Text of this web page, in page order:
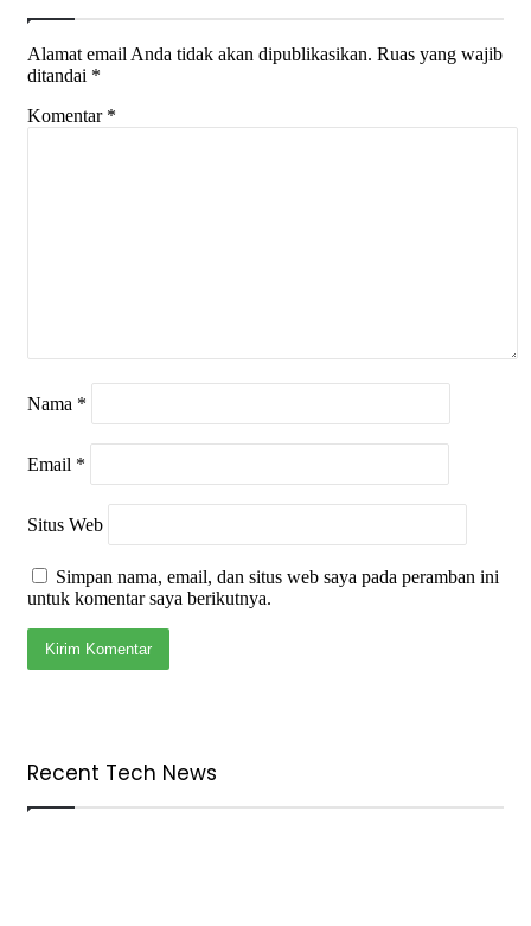
Alamat email Anda tidak akan dipublikasikan. Ruas yang wajib
ditandai *
Komentar *
Nama *
Email *
Situs Web
Simpan nama, email, dan situs web saya pada peramban ini
untuk komentar saya berikutnya.
Recent Tech News